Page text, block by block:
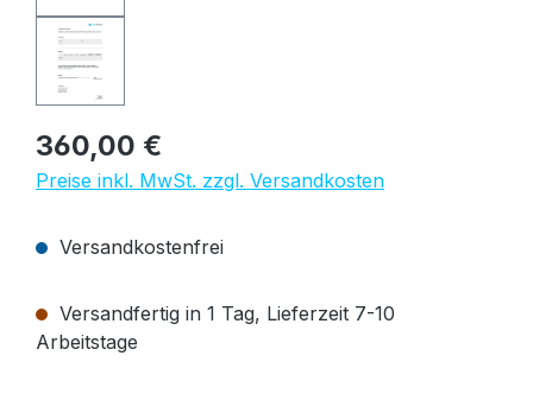
Regulärer Preis:
360,00 €
Preise inkl. MwSt. zzgl. Versandkosten
Versandkostenfrei
Versandfertig in 1 Tag, Lieferzeit 7-10
Arbeitstage